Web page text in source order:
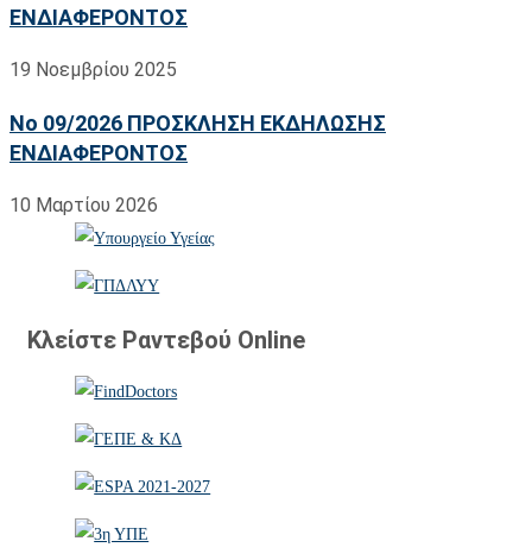
ΕΝΔΙΑΦΕΡΟΝΤΟΣ
19 Νοεμβρίου 2025
No 09/2026 ΠΡΟΣΚΛΗΣΗ ΕΚΔΗΛΩΣΗΣ
ΕΝΔΙΑΦΕΡΟΝΤΟΣ
10 Μαρτίου 2026
Κλείστε Ραντεβού Online